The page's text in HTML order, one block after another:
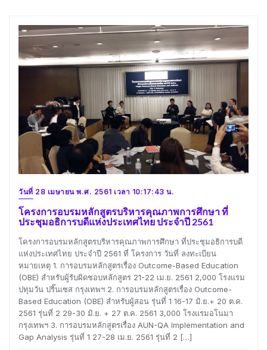
วันที่ 28 เมษายน พ.ศ. 2561 เวลา 10:17:43 น.
โครงการอบรมหลักสูตรบริหารคุณภาพการศึกษา ที่
ประชุมอธิการบดีแห่งประเทศไทย ประจำปี 2561
โครงการอบรมหลักสูตรบริหารคุณภาพการศึกษา ที่ประชุมอธิการบดี
แห่งประเทศไทย ประจำปี 2561 ที่ โครงการ วันที่ ลงทะเบียน
หมายเหตุ 1. การอบรมหลักสูตรเรื่อง Outcome-Based Education
(OBE) สำหรับผู้รับผิดชอบหลักสูตร 21-22 เม.ย. 2561 2,000 โรงแรม
ปทุมวัน ปริ๊นเซส กรุงเทพฯ 2. การอบรมหลักสูตรเรื่อง Outcome-
Based Education (OBE) สำหรับผู้สอน รุ่นที่ 1 16-17 มิ.ย.+ 20 ต.ค.
2561 รุ่นที่ 2 29-30 มิ.ย. + 27 ต.ค. 2561 3,000 โรงแรมอโนมา
กรุงเทพฯ 3. การอบรมหลักสูตรเรื่อง AUN-QA Implementation and
Gap Analysis รุ่นที่ 1 27-28 เม.ย. 2561 รุ่นที่ 2 […]